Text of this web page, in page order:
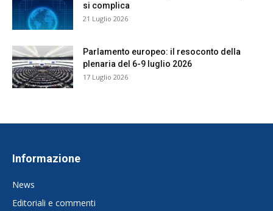
si complica
21 Luglio 2026
Parlamento europeo: il resoconto della
plenaria del 6-9 luglio 2026
17 Luglio 2026
Informazione
News
Editoriali e commenti